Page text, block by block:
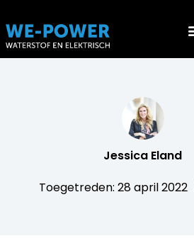
Jessica Eland
Toegetreden: 28 april 2022